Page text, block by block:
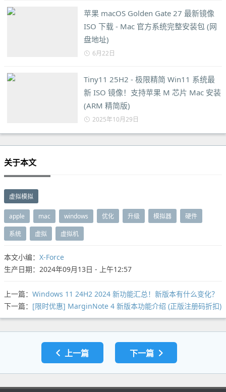
苹果 macOS Golden Gate 27 最新镜像
ISO 下载 - Mac 官方系统完整安装包 (网
盘地址)
6月22日
Tiny11 25H2 - 极限精简 Win11 系统最
新 ISO 镜像！支持苹果 M 芯片 Mac 安装
(ARM 精简版)
2025年10月29日
关于本文
虚拟模拟
apple mac windows 优化 升级 模拟器 硬件
系统 虚拟 虚拟机
本文小编： X-Force
生产日期：2024年09月13日 - 上午12:57
上一篇： Windows 11 24H2 2024 新功能汇总！新版本有什么变化？
下一篇： [限时优惠] MarginNote 4 新版本功能介绍 (正版注册码折扣)
上一篇 下一篇